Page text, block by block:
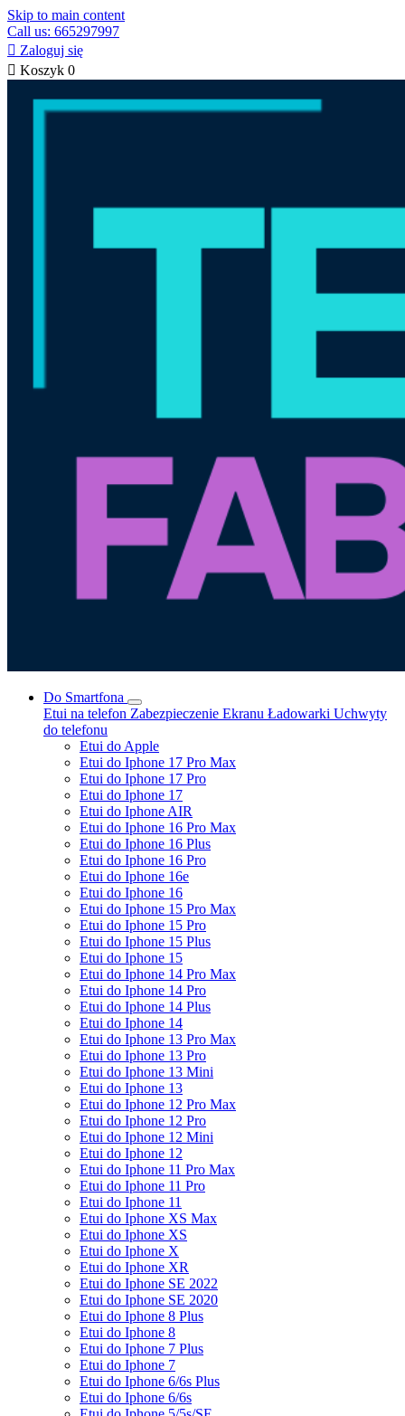
Skip to main content
Call us: 665297997
 Zaloguj się
 Koszyk 0
Do Smartfona
Etui na telefon Zabezpieczenie Ekranu Ładowarki Uchwyty
do telefonu
Etui do Apple
Etui do Iphone 17 Pro Max
Etui do Iphone 17 Pro
Etui do Iphone 17
Etui do Iphone AIR
Etui do Iphone 16 Pro Max
Etui do Iphone 16 Plus
Etui do Iphone 16 Pro
Etui do Iphone 16e
Etui do Iphone 16
Etui do Iphone 15 Pro Max
Etui do Iphone 15 Pro
Etui do Iphone 15 Plus
Etui do Iphone 15
Etui do Iphone 14 Pro Max
Etui do Iphone 14 Pro
Etui do Iphone 14 Plus
Etui do Iphone 14
Etui do Iphone 13 Pro Max
Etui do Iphone 13 Pro
Etui do Iphone 13 Mini
Etui do Iphone 13
Etui do Iphone 12 Pro Max
Etui do Iphone 12 Pro
Etui do Iphone 12 Mini
Etui do Iphone 12
Etui do Iphone 11 Pro Max
Etui do Iphone 11 Pro
Etui do Iphone 11
Etui do Iphone XS Max
Etui do Iphone XS
Etui do Iphone X
Etui do Iphone XR
Etui do Iphone SE 2022
Etui do Iphone SE 2020
Etui do Iphone 8 Plus
Etui do Iphone 8
Etui do Iphone 7 Plus
Etui do Iphone 7
Etui do Iphone 6/6s Plus
Etui do Iphone 6/6s